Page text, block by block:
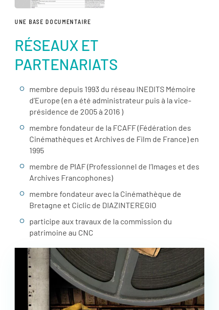
UNE BASE DOCUMENTAIRE
RÉSEAUX ET
PARTENARIATS
membre depuis 1993 du réseau INEDITS Mémoire
d’Europe (en a été administrateur puis à la vice-
présidence de 2005 à 2016 )
membre fondateur de la FCAFF (Fédération des
Cinémathèques et Archives de Film de France) en
1995
membre de PIAF (Professionnel de l’Images et des
Archives Francophones)
membre fondateur avec la Cinémathèque de
Bretagne et Ciclic de DIAZINTEREGIO
participe aux travaux de la commission du
patrimoine au CNC